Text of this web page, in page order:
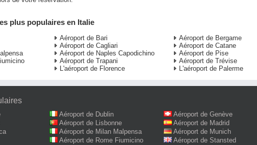
plus populaires en Italie
Aéroport de Bari Aéroport de Bergame
Aéroport de Cagliari Aéroport de Catane
Aéroport de Naples Capodichino Aéroport de Pise
Aéroport de Trapani Aéroport de Trévise
L'aéroport de Florence L'aéroport de Palerme
Aéroport de Dublin Aéroport de Genève
Aéroport de Lisbonne Aéroport de Madrid
Aéroport de Milan Malpensa Aéroport de Munich
Aéroport de Rome Fiumicino Aéroport de Stansted